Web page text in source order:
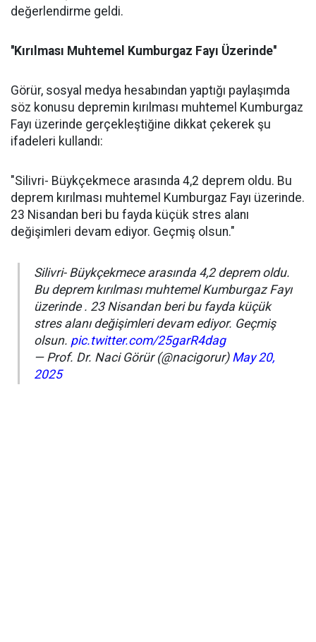
değerlendirme geldi.
''Kırılması Muhtemel Kumburgaz Fayı Üzerinde''
Görür, sosyal medya hesabından yaptığı paylaşımda
söz konusu depremin kırılması muhtemel Kumburgaz
Fayı üzerinde gerçekleştiğine dikkat çekerek şu
ifadeleri kullandı:
"Silivri- Büykçekmece arasında 4,2 deprem oldu. Bu
deprem kırılması muhtemel Kumburgaz Fayı üzerinde.
23 Nisandan beri bu fayda küçük stres alanı
değişimleri devam ediyor. Geçmiş olsun."
Silivri- Büykçekmece arasında 4,2 deprem oldu.
Bu deprem kırılması muhtemel Kumburgaz Fayı
üzerinde . 23 Nisandan beri bu fayda küçük
stres alanı değişimleri devam ediyor. Geçmiş
olsun. pic.twitter.com/25garR4dag
— Prof. Dr. Naci Görür (@nacigorur) May 20,
2025